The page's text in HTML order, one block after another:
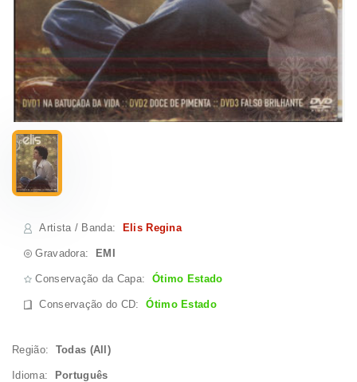
Artista / Banda: Elis Regina
Gravadora: EMI
Conservação da Capa: Ótimo Estado
Conservação do CD:Ótimo Estado
Região: Todas (All)
Idioma: Português